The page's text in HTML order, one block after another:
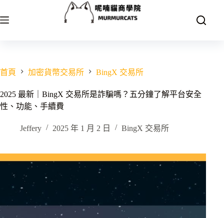
至
容
首頁 加密貨幣交易所 BingX 交易所
2025 最新｜BingX 交易所是詐騙嗎？五分鐘了解平台安全
性、功能、手續費
Jeffery 2025 年 1 月 2 日 BingX 交易所